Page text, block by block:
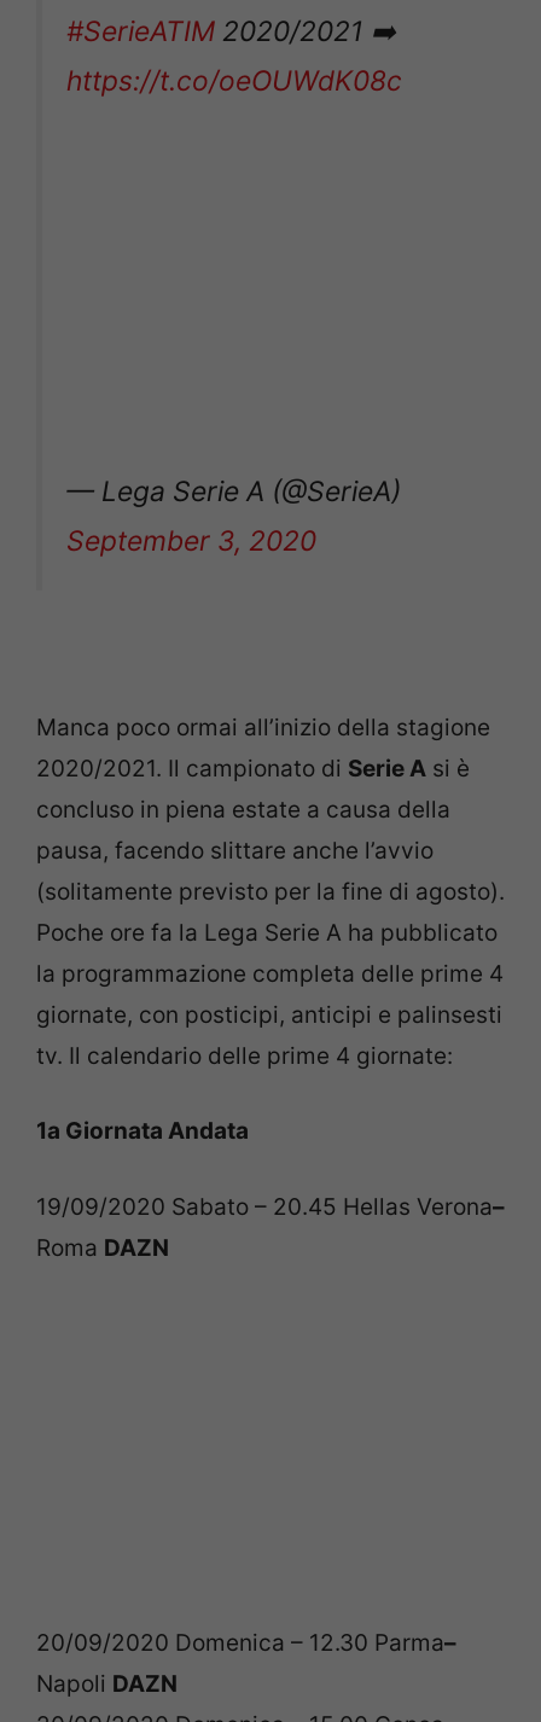
#SerieATIM 2020/2021 ➡️
https://t.co/oeOUWdK08c
— Lega Serie A (@SerieA)
September 3, 2020
Manca poco ormai all’inizio della stagione
2020/2021. Il campionato di Serie A si è
concluso in piena estate a causa della
pausa, facendo slittare anche l’avvio
(solitamente previsto per la fine di agosto).
Poche ore fa la Lega Serie A ha pubblicato
la programmazione completa delle prime 4
giornate, con posticipi, anticipi e palinsesti
tv. Il calendario delle prime 4 giornate:
1a Giornata Andata
19/09/2020 Sabato – 20.45 Hellas Verona–
Roma DAZN
20/09/2020 Domenica – 12.30 Parma–
Napoli DAZN